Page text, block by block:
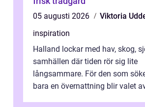
05 augusti 2026
Viktoria
inspiration
Halland lockar med hav, skog,
samhällen där tiden rör sig lite
långsammare. För den som
bara en övernattning blir valet